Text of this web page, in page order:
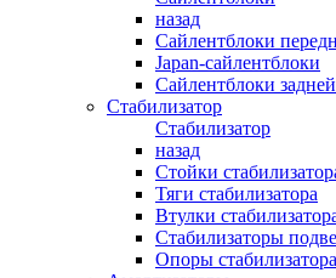
назад
Сайлентблоки
Japan-сайлентблоки
Сайлентблоки
Стабилизатор
Стабилизатор
назад
Стойки
Тяги стабилизатора
Втулки
Стабилизаторы
Опоры стабилизатора